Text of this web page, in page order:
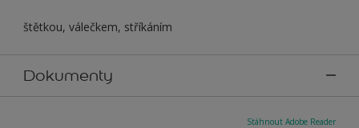
štětkou, válečkem, stříkáním
Dokumenty
Stáhnout Adobe Reader